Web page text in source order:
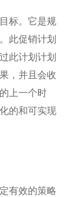
标。它是规
此促销计划
此计划计划
，并且会收
上一个时
的和可实现
有效的策略